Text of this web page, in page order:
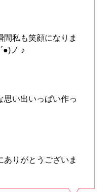
私も笑顔になりま
ノ ♪
思い出いっぱい作っ
ありがとうございま